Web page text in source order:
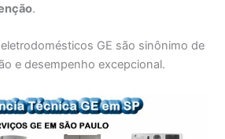
.
GE são sinônimo de
e desempenho excepcional.